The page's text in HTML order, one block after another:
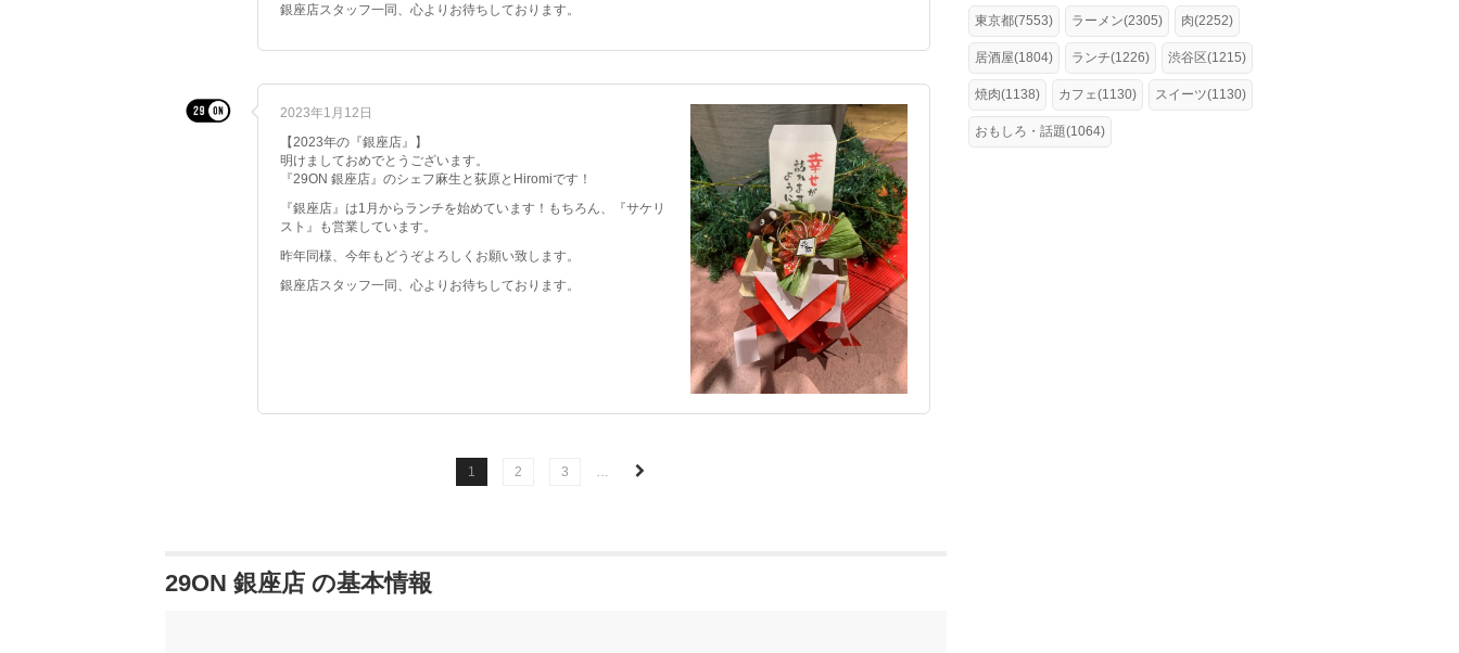
銀座店スタッフ一同、心よりお待ちしております。
2023年1月12日
【2023年の『銀座店』】
明けましておめでとうございます。
『29ON 銀座店』のシェフ麻生と荻原とHiromiです！
『銀座店』は1月からランチを始めています！もちろん、『サケリ
スト』も営業しています。
昨年同様、今年もどうぞよろしくお願い致します。
銀座店スタッフ一同、心よりお待ちしております。
1 2 3
29ON 銀座店 の基本情報
東京都(7553) ラーメン(2305) 肉(2252)
居酒屋(1804) ランチ(1226) 渋谷区(1215)
焼肉(1138) カフェ(1130) スイーツ(1130)
おもしろ・話題(1064)